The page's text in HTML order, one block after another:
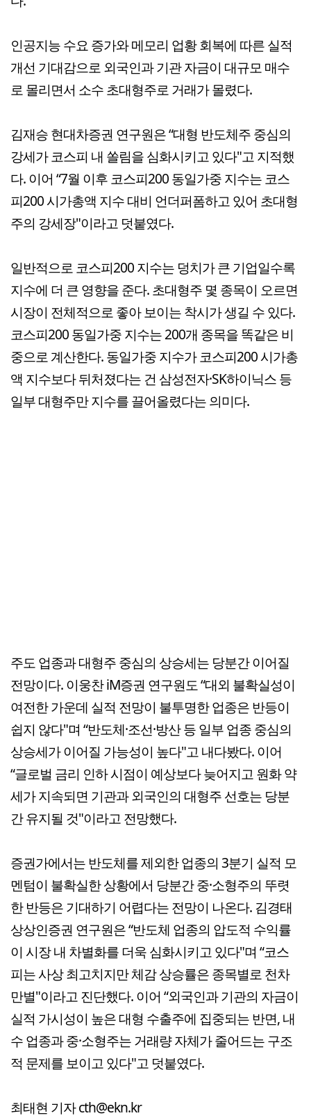
인공지능 수요 증가와 메모리 업황 회복에 따른 실적
개선 기대감으로 외국인과 기관 자금이 대규모 매수
로 몰리면서 소수 초대형주로 거래가 몰렸다.
김재승 현대차증권 연구원은 “대형 반도체주 중심의
강세가 코스피 내 쏠림을 심화시키고 있다"고 지적했
다. 이어 “7월 이후 코스피200 동일가중 지수는 코스
피200 시가총액 지수 대비 언더퍼폼하고 있어 초대형
주의 강세장"이라고 덧붙였다.
일반적으로 코스피200 지수는 덩치가 큰 기업일수록
지수에 더 큰 영향을 준다. 초대형주 몇 종목이 오르면
시장이 전체적으로 좋아 보이는 착시가 생길 수 있다.
코스피200 동일가중 지수는 200개 종목을 똑같은 비
중으로 계산한다. 동일가중 지수가 코스피200 시가총
액 지수보다 뒤처졌다는 건 삼성전자·SK하이닉스 등
일부 대형주만 지수를 끌어올렸다는 의미다.
주도 업종과 대형주 중심의 상승세는 당분간 이어질
전망이다. 이웅찬 iM증권 연구원도 “대외 불확실성이
여전한 가운데 실적 전망이 불투명한 업종은 반등이
쉽지 않다"며 “반도체·조선·방산 등 일부 업종 중심의
상승세가 이어질 가능성이 높다"고 내다봤다. 이어
“글로벌 금리 인하 시점이 예상보다 늦어지고 원화 약
세가 지속되면 기관과 외국인의 대형주 선호는 당분
간 유지될 것"이라고 전망했다.
증권가에서는 반도체를 제외한 업종의 3분기 실적 모
멘텀이 불확실한 상황에서 당분간 중·소형주의 뚜렷
한 반등은 기대하기 어렵다는 전망이 나온다. 김경태
상상인증권 연구원은 “반도체 업종의 압도적 수익률
이 시장 내 차별화를 더욱 심화시키고 있다"며 “코스
피는 사상 최고치지만 체감 상승률은 종목별로 천차
만별"이라고 진단했다. 이어 “외국인과 기관의 자금이
실적 가시성이 높은 대형 수출주에 집중되는 반면, 내
수 업종과 중·소형주는 거래량 자체가 줄어드는 구조
적 문제를 보이고 있다"고 덧붙였다.
최태현 기자 cth@ekn.kr